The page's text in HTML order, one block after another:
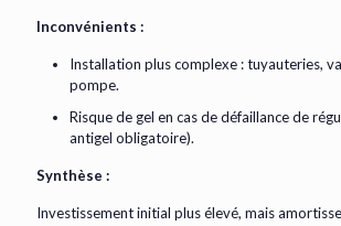
Inconvénients :
Installation plus complexe : tuyauteries,
pompe.
Risque de gel en cas de défaillance de
antigel obligatoire).
Synthèse :
Investissement initial plus élevé, mais